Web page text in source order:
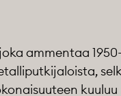
ammentaa